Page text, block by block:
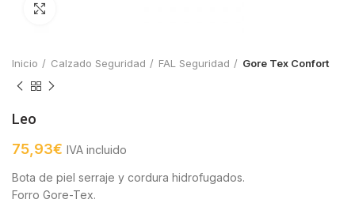
Inicio Calzado Seguridad FAL Seguridad Gore Tex Confort
Leo
75,93€ IVA incluido
Bota de piel serraje y cordura hidrofugados.
Forro Gore-Tex.